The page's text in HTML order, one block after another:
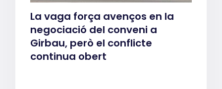
La vaga força avenços en la
negociació del conveni a
Girbau, però el conflicte
continua obert